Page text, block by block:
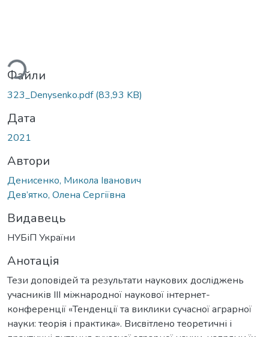
Файли
323_Denysenko.pdf(83,93 KB)
Дата
2021
Автори
Денисенко, Микола Іванович
Дев’ятко, Олена Сергіївна
Видавець
НУБіП України
Анотація
Тези доповідей та результати наукових досліджень
учасників IIІ міжнародної наукової інтернет-
конференції «Тенденції та виклики сучасної аграрної
науки: теорія і практика». Висвітлено теоретичні і